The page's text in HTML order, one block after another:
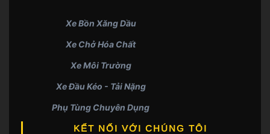
Xe Bồn Xăng Dầu
Xe Chở Hóa Chất
Xe Môi Trường
Xe Đầu Kéo - Tải Nặng
Phụ Tùng Chuyên Dụng
KẾT NỐI VỚI CHÚNG TÔI